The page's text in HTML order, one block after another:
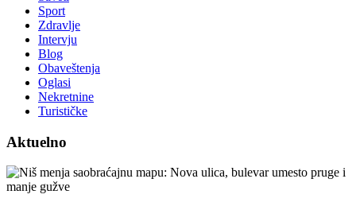
Sport
Zdravlje
Intervju
Blog
Obaveštenja
Oglasi
Nekretnine
Turističke
Aktuelno